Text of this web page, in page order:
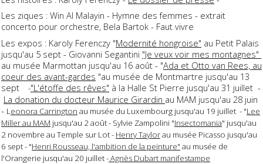
Les ziques : Win Al Malayin - Hymne des femmes - extrait
concerto pour orchestre, Bela Bartok - Faut vivre
Les expos : Karoly Ferenczy "Modernité hongroise" au Petit Palais
jusqu'au 5 sept - Giovanni Segantini "Je veux voir mes montagnes"
au musée Marmottan jusqu'au 16 août - "Ada et Otto van Rees, au
coeur des avant-gardes "au musée de Montmartre jusqu'au 13
sept
-"L'étoffe des rêves" à la Halle St Pierre jusqu'au 31 juillet -
La donation du docteur Maurice Girardin au MAM jusqu'au 28 juin
- L eonora Carrington au musée du Luxembourg jusqu'au 19 juillet - "Lee
Miller au MAM jusqu'au 2 août - Sylvie Zampolini "Insectomania" jusqu'au
2 novembre au Temple sur Lot - Henry Taylorau musée Picasso jusqu'au
6 sept - "Henri Rousseau, l'ambition de la peinture" au musée de
l'Orangerie jusqu'au 20 juillet -Agnès Dubart manifestampe